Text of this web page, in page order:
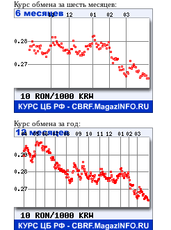
Курс обмена за шесть месяцев:
Курс обмена за год: